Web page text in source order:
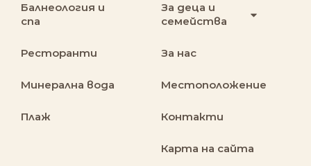
Балнеология и
спа
Ресторанти
Минерална вода
Плаж
За деца и
семейства
За нас
Местоположение
Контакти
Карта на сайта